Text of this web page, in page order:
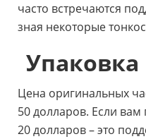
часто встречаются
зная некоторые
Упаковка
Цена оригинальных
50 долларов. Если вам
20 долларов – это